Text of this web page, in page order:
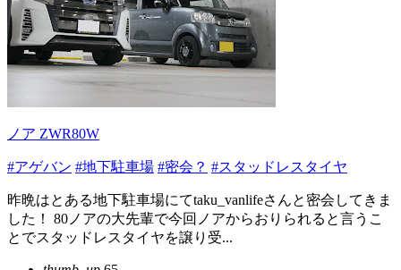
ノア ZWR80W
#アゲバン #地下駐車場 #密会？ #スタッドレスタイヤ
昨晩はとある地下駐車場にてtaku_vanlifeさんと密会してきま
した！ 80ノアの大先輩で今回ノアからおりられると言うこ
とでスタッドレスタイヤを譲り受...